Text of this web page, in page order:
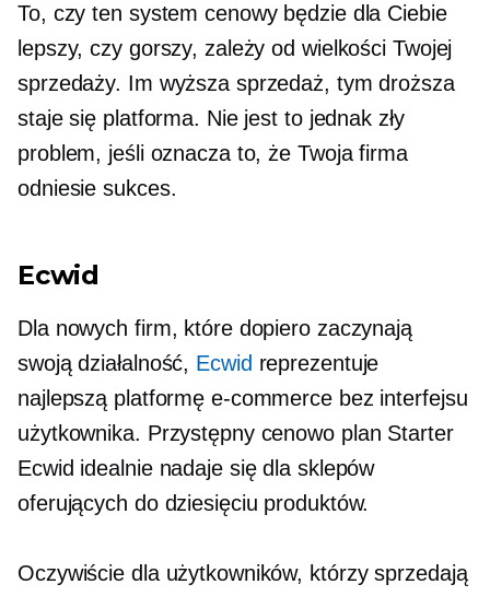
To, czy ten system cenowy będzie dla Ciebie
lepszy, czy gorszy, zależy od wielkości Twojej
sprzedaży. Im wyższa sprzedaż, tym droższa
staje się platforma. Nie jest to jednak zły
problem, jeśli oznacza to, że Twoja firma
odniesie sukces.
Ecwid
Dla nowych firm, które dopiero zaczynają
swoją działalność, Ecwid reprezentuje
najlepszą platformę e-commerce bez interfejsu
użytkownika. Przystępny cenowo plan Starter
Ecwid idealnie nadaje się dla sklepów
oferujących do dziesięciu produktów.
Oczywiście dla użytkowników, którzy sprzedają